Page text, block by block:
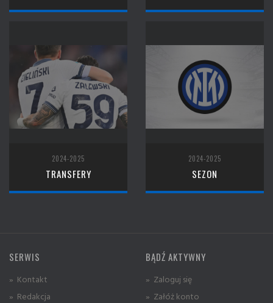
2024-2025
TRANSFERY
2024-2025
SEZON
SERWIS
» Kontakt
» Redakcja
BĄDŹ AKTYWNY
» Zaloguj się
» Załóż konto